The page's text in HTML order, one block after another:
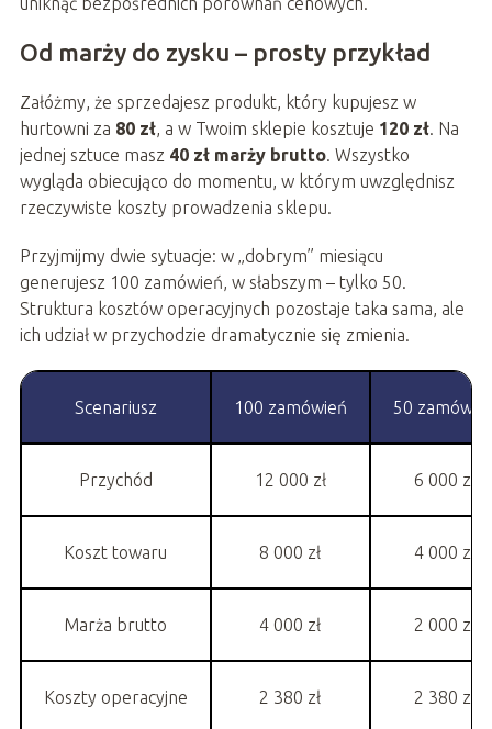
Od marży do zysku – prosty przykład
Załóżmy, że sprzedajesz produkt, który kupujesz w
hurtowni za 80 zł, a w Twoim sklepie kosztuje 120 zł. Na
jednej sztuce masz 40 zł marży brutto. Wszystko
wygląda obiecująco do momentu, w którym uwzględnisz
rzeczywiste koszty prowadzenia sklepu.
Przyjmijmy dwie sytuacje: w „dobrym” miesiącu
generujesz 100 zamówień, w słabszym – tylko 50.
Struktura kosztów operacyjnych pozostaje taka sama, ale
ich udział w przychodzie dramatycznie się zmienia.
Scenariusz 100 zamówień 50
Przychód 12 000 zł 6 000 zł
Koszt towaru 8 000 zł 4 000 zł
Marża brutto 4 000 zł 2 000 zł
Koszty operacyjne 2 380 zł 2 380 zł